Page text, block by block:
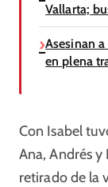
Vallarta;
Asesinan
en plena
Con Isabel
Ana, Andrés
retirado de la